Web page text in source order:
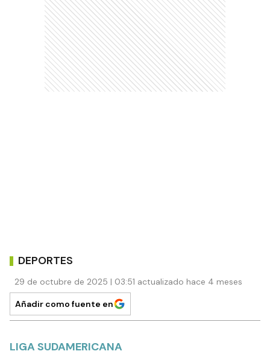
DEPORTES
29 de octubre de 2025 | 03:51 actualizado hace 4 meses
Añadir como fuente en
LIGA SUDAMERICANA